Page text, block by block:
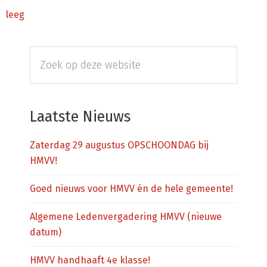
leeg
Primaire
Sidebar
deze
Laatste Nieuws
Zaterdag 29 augustus OPSCHOONDAG bij
HMVV!
Goed nieuws voor HMVV én de hele gemeente!
Algemene Ledenvergadering HMVV (nieuwe
datum)
HMVV handhaaft 4e klasse!